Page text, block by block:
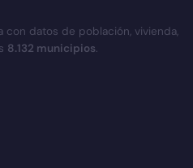
con datos de población, vivienda,
8.132 municipios.